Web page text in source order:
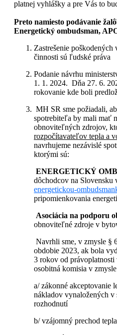
platnej vyhlášky a pre Vás to
Preto namiesto podávanie
Energetický ombudsman,
Zastrešenie
činnosti sú ľudské práva
Podanie návrhu
1. 1. 2024. Dňa 27. 6.
rokovanie kde boli
MH SR sme požiadali,
spotrebiteľa by mali mať
obnoviteľných zdrojov,
rozpočítavateľov tepla a
navrhujeme nezávislé
ktorými sú:
ENERGETICKÝ
dôchodcov na Slovensku
energetickou-
pripomienkovania
Asociácia na podporu
obnoviteľné zdroje v
Navrhli sme, v zmysle §
obdobie 2023, ak bola
3 rokov od
osobitná komisia v
a/ zákonné akceptovanie
nákladov vynaložených v
rozhodnutí
b/ vzájomný prechod